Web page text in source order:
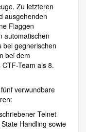
Zu letzteren
ausgehenden
Flaggen
automatischen
bei gegnerischen
bei dem
Team als 8.
verwundbare
Telnet
Handling sowie